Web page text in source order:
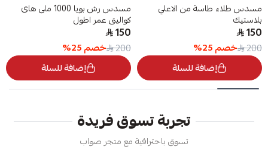
مسدس طلاء طاسة من الاعلي
بلاستيك
150
200 خصم25
%
إضافة للسلة
مسدس رش بويا 1000 ملى هاى
كواليتى عمر اطول
150
200 خصم25
%
إضافة للسلة
تجربة تسوق فريدة
تسوق باحترافية مع متجر صواب